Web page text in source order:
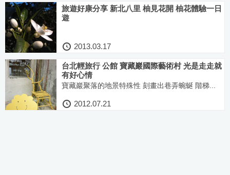
旅遊好康分享 新北八里 柚見花開 柚花體驗一日
遊
2013.03.17
台北輕旅行 公館 寶藏巖國際藝術村 光是走走就
有好心情
寶藏巖聚落的地景特殊性 刻畫出巷弄蜿蜒 階梯...
2012.07.21